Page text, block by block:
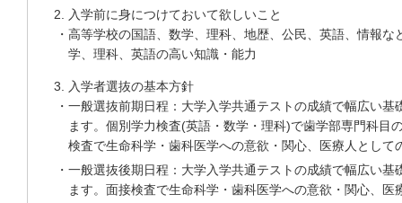
入学前に身につけておいて欲しいこと
・高等学校の国語、数学、理科、地歴、公民、英語、情報
学、理科、英語の高い知識・能力
入学者選抜の基本方針
・一般選抜前期日程：大学入学共通テストの成績で幅広い
ます。個別学力検査(英語・数学・理科)で歯学部専門科目
検査で生命科学・歯科医学への意欲・関心、医療人として
・一般選抜後期日程：大学入学共通テストの成績で幅広い
ます。面接検査で生命科学・歯科医学への意欲・関心、